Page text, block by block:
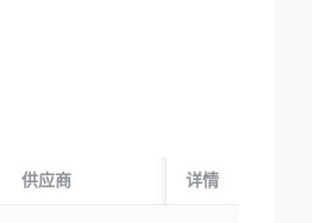
供应商 起运国/地区
详情